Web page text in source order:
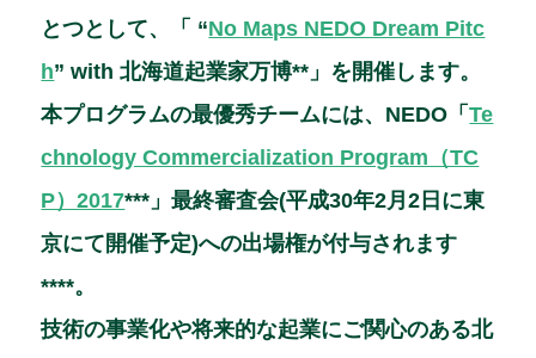
k
とつとして、「 “No Maps NEDO Dream Pitc
h” with 北海道起業家万博** 」を開催します。
本プログラムの最優秀チームには、NEDO「Te
chnology Commercialization Program（TC
P）2017*** 」最終審査会(平成30年2月2日に東
京にて開催予定)への出場権が付与されます
****。
技術の事業化や将来的な起業にご関心のある北